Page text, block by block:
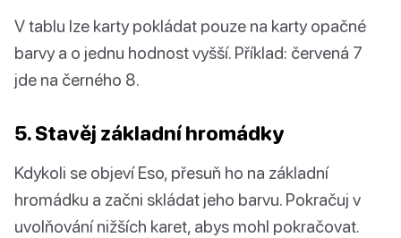
V tablu lze karty pokládat pouze na karty opačné
barvy a o jednu hodnost vyšší. Příklad: červená 7
jde na černého 8.
5. Stavěj základní hromádky
Kdykoli se objeví Eso, přesuň ho na základní
hromádku a začni skládat jeho barvu. Pokračuj v
uvolňování nižších karet, abys mohl pokračovat.